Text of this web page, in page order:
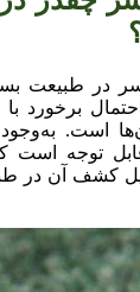
در طبیعت
برخورد
است.
توجه است
کشف آن در